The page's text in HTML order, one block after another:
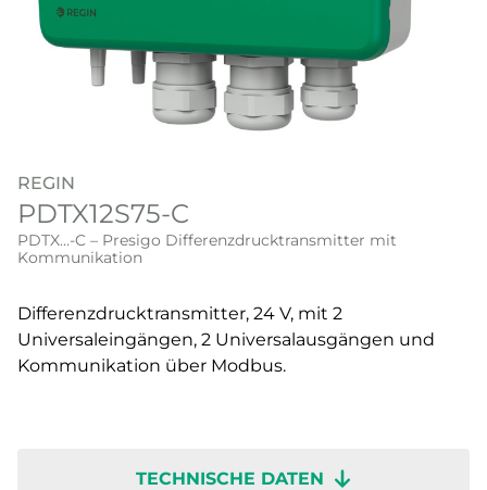
REGIN
PDTX12S75-C
PDTX…-C – Presigo Differenzdrucktransmitter mit
Kommunikation
Differenzdrucktransmitter, 24 V, mit 2
Universaleingängen, 2 Universalausgängen und
Kommunikation über Modbus.
TECHNISCHE DATEN